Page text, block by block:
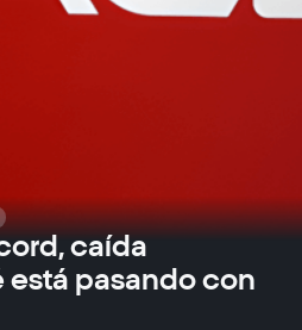
caída
está pasando con